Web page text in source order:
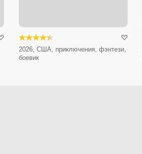
2026, США, приключения, фэнтези,
боевик